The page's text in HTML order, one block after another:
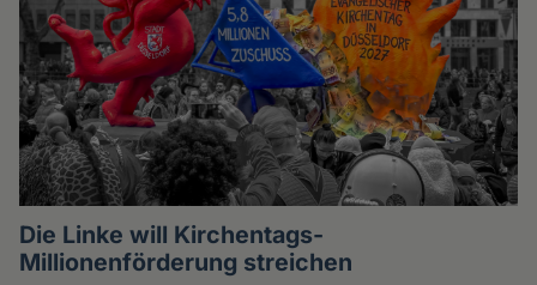
Die Linke will Kirchentags-
Millionenförderung streichen